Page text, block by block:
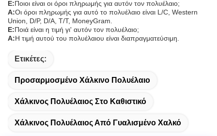
Ε:Ποιοι είναι οι όροι πληρωμής για αυτόν τον πολυέλαιο;
Α:Οι όροι πληρωμής για αυτό το πολυέλαιο είναι L/C, Western
Union, D/P, D/A, T/T, MoneyGram.
Ε:Ποιά είναι η τιμή γι' αυτόν τον πολυέλαιο;
Α:Η τιμή αυτού του πολυέλαιου είναι διαπραγματεύσιμη.
Ετικέτες:
Προσαρμοσμένο Χάλκινο Πολυέλαιο
Χάλκινος Πολυέλαιος Στο Καθιστικό
Χάλκινος Πολυέλαιος Από Γυαλισμένο Χαλκό